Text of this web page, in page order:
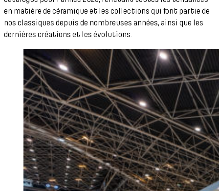
en matière de céramique et les collections qui font partie de
nos classiques depuis de nombreuses années, ainsi que les
dernières créations et les évolutions.